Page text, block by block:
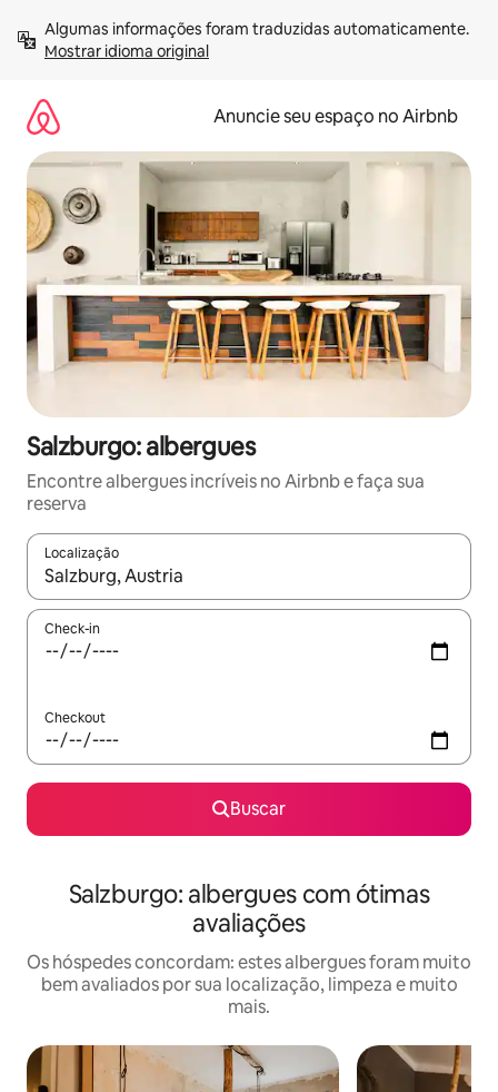
para
Mostrar idioma original
Anuncie seu espaço no Airbnb
Salzburgo: albergues
Encontre albergues incríveis no Airbnb e faça sua
reserva
Localização
Quando os resultados estiverem disponíveis, explore-os
Check-in
Checkout
Buscar
Salzburgo: albergues com ótimas
avaliações
Os hóspedes concordam: estes albergues foram muito
bem avaliados por sua localização, limpeza e muito
mais.